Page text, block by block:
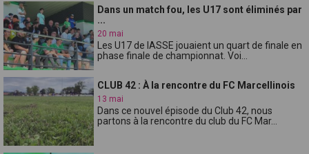
Dans un match fou, les U17 sont éliminés par
...
20 mai
Les U17 de lASSE jouaient un quart de finale en
phase finale de championnat. Voi...
CLUB 42 : À la rencontre du FC Marcellinois
13 mai
Dans ce nouvel épisode du Club 42, nous
partons à la rencontre du club du FC Mar...